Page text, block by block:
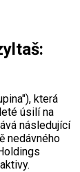
která
úsilí na
následující
nedávného